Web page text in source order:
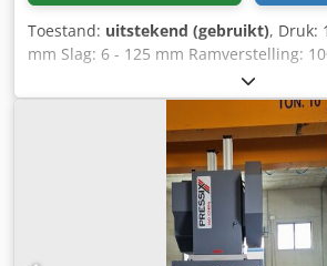
Toestand: uitstekend (gebruikt), Druk:
mm Slag: 6 - 125 mm Ramverstelling:
Inbouwhoogte (slag beneden,
mm Tafeloppervlak: 1100 x 750 mm
slagen/min Totale vermogensbehoefte:
Machinegewicht ca.: 10 t Benodigde
x 1,9 x 3,53 m - Machine is gedeeltelijk
Volledig gedemonteerd en technisch
Nieuwe afdichtingen - Nieuwe
Nieuwe afdichtingen in de